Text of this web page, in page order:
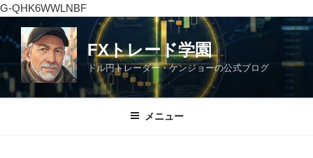
G-QHK6WWLNBF
ン
ン
ツ
FXトレード学園
ドル円トレーダー・ケンジョーの公式ブログ
メニュー